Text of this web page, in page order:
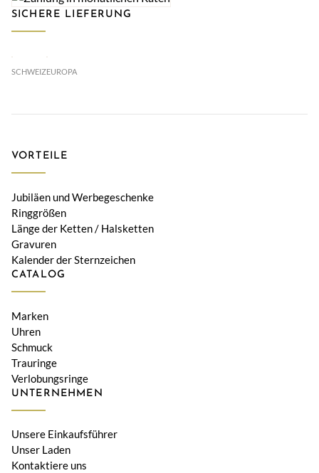
SICHERE LIEFERUNG
SCHWEIZEUROPA
VORTEILE
Jubiläen und Werbegeschenke
Ringgrößen
Länge der Ketten / Halsketten
Gravuren
Kalender der Sternzeichen
CATALOG
Marken
Uhren
Schmuck
Trauringe
Verlobungsringe
UNTERNEHMEN
Unsere Einkaufsführer
Unser Laden
Kontaktiere uns